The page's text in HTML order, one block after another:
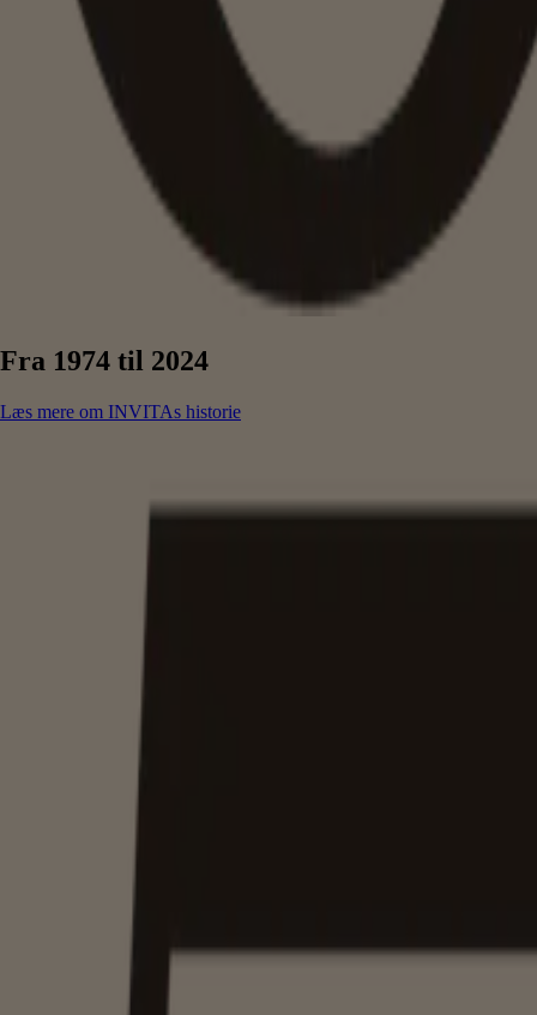
Fra 1974 til 2024
Læs mere om INVITAs historie